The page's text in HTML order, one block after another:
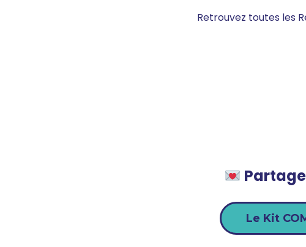
Retrouvez toutes les
Le Kit